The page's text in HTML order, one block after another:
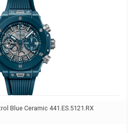
Blue Ceramic 441.ES.5121.RX